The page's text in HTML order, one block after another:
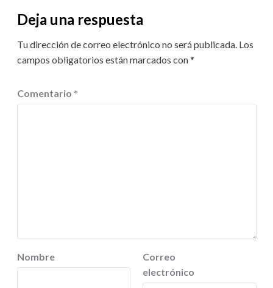
Deja una respuesta
Tu dirección de correo electrónico no será publicada. Los
campos obligatorios están marcados con*
Comentario *
Nombre
Correo
electrónico